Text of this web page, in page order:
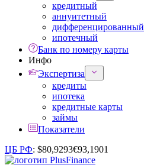
кредитный
аннуитетный
дифференцированный
ипотечный
Банк по номеру карты
Инфо
Экспертиза
кредиты
ипотека
кредитные карты
займы
Показатели
ЦБ РФ: $80,9293€93,1901